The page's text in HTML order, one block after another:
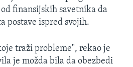
finansijskih savetnika da
postave ispred svojih.
traži probleme", rekao je
je možda bila da obezbedi